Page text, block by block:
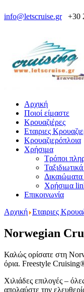
info@letscruise.gr +30
Αρχική
Ποιοί είμαστε
Κρουαζιέρες
Εταιριες
Κρουαζιερόπλοια
Χρήσιμα
Τρόποι
Χρήσιμα
Επικοινωνία
Αρχική Εταιριες
Norwegian
Καλώς ορίσατε στη
όρια. Freestyle
Χιλιάδες επιλογές –
απολαύστε την